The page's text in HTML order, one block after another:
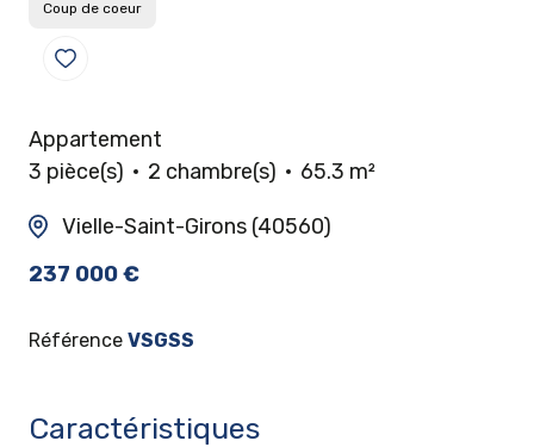
Coup de coeur
Appartement
3 pièce(s)
2 chambre(s) 65.3 m²
Vielle-Saint-Girons (40560)
237 000 €
Référence VSGSS
Caractéristiques